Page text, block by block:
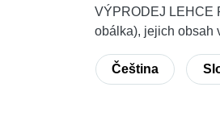
VÝPRODEJ LEHCE
obálka), jejich obsah
Čeština